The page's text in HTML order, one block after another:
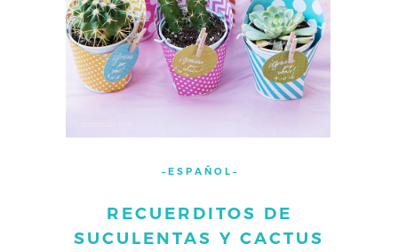
– E S P A Ñ O L –
RECUERDITOS DE
SUCULENTAS Y CACTUS